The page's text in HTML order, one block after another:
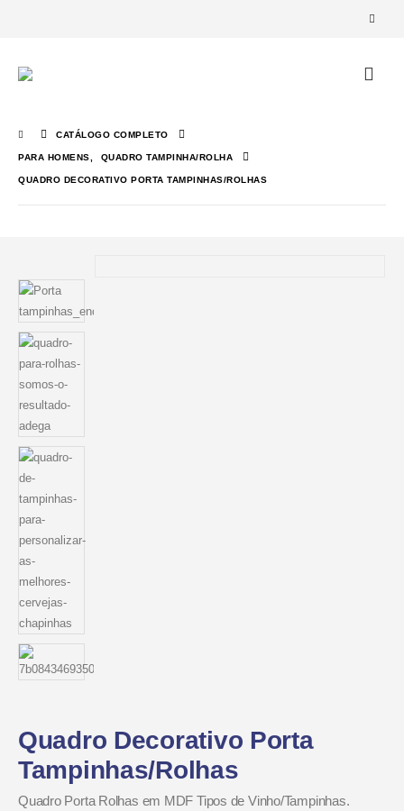
CATÁLOGO COMPLETO
PARA HOMENS QUADRO TAMPINHA/ROLHA
QUADRO DECORATIVO PORTA TAMPINHAS/ROLHAS
Quadro Decorativo Porta
Tampinhas/Rolhas
Quadro Porta Rolhas em MDF Tipos de Vinho/Tampinhas.